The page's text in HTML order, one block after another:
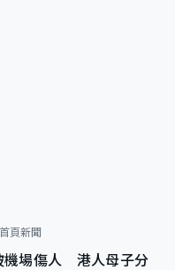
首頁新聞
機場傷人 港人母子分